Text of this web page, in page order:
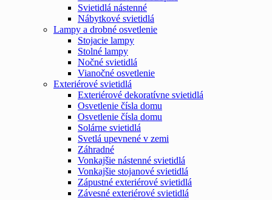
Svietidlá nástenné
Nábytkové svietidlá
Lampy a drobné osvetlenie
Stojacie lampy
Stolné lampy
Nočné svietidlá
Vianočné osvetlenie
Exteriérové svietidlá
Exteriérové dekoratívne svietidlá
Osvetlenie čísla domu
Osvetlenie čísla domu
Solárne svietidlá
Svetlá upevnené v zemi
Záhradné
Vonkajšie nástenné svietidlá
Vonkajšie stojanové svietidlá
Zápustné exteriérové svietidlá
Závesné exteriérové svietidlá